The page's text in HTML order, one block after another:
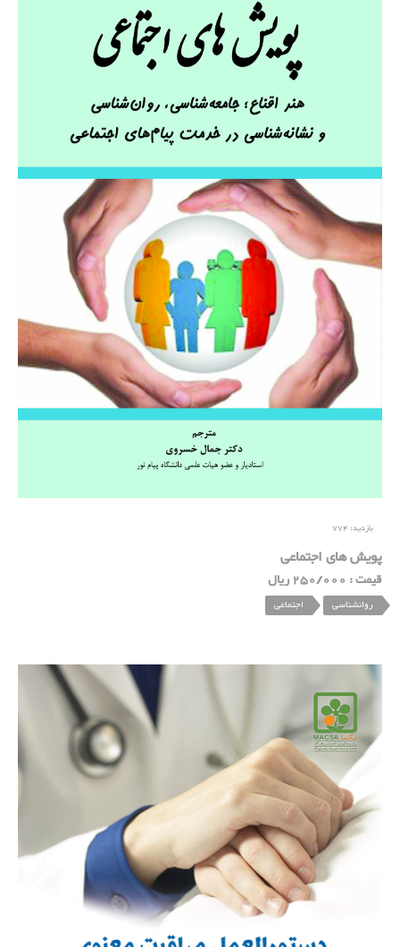
بازدید: 774
پویش های اجتماعی
قیمت : 250/000 ریال
روانشناسی اجتماعی